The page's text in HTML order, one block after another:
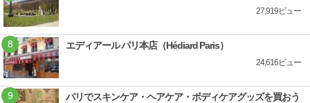
27,919ビュー
エディアール パリ本店（Hédiard Paris）
24,616ビュー
パリでスキンケア・ヘアケア・ボディケアグッズを買おう